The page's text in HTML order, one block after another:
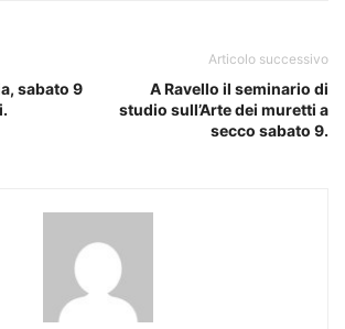
sabato 9
Articolo successivo
A Ravello il seminario di
studio sull’Arte dei muretti a
secco sabato 9.